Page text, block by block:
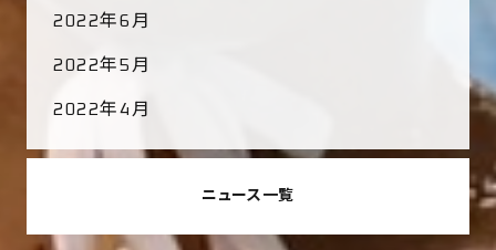
2022年6月
2022年5月
2022年4月
ニュース一覧